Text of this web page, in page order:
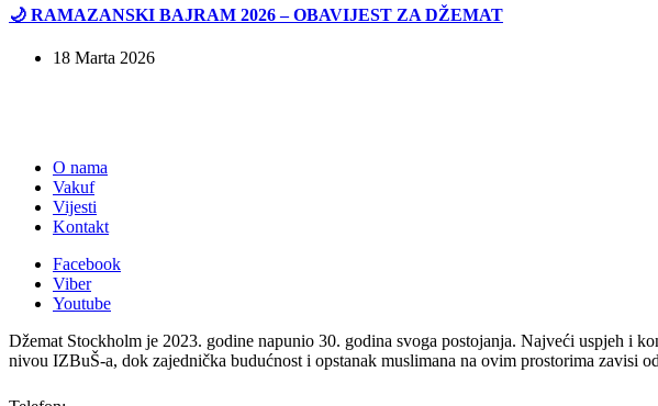
🌙 RAMAZANSKI BAJRAM 2026 – OBAVIJEST ZA DŽEMAT
18 Marta 2026
O nama
Vakuf
Vijesti
Kontakt
Facebook
Viber
Youtube
Džemat Stockholm je 2023. godine napunio 30. godina svoga postojanja. Najveći uspjeh i
nivou IZBuŠ-a, dok zajednička budućnost i opstanak muslimana na ovim prostorima zavisi